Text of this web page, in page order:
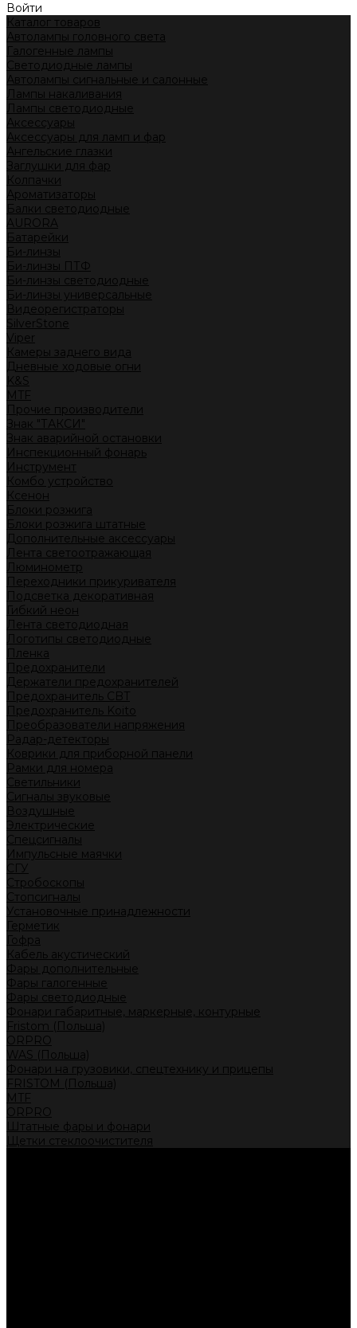
Войти
Каталог товаров
Автолампы головного света
Галогенные лампы
Светодиодные лампы
Автолампы сигнальные и салонные
Лампы накаливания
Лампы светодиодные
Аксессуары
Аксессуары для ламп и фар
Ангельские глазки
Заглушки для фар
Колпачки
Ароматизаторы
Балки светодиодные
AURORA
Батарейки
Би-линзы
Би-линзы ПТФ
Би-линзы светодиодные
Би-линзы универсальные
Видеорегистраторы
SilverStone
Viper
Камеры заднего вида
Дневные ходовые огни
K&S
MTF
Прочие производители
Знак "ТАКСИ"
Знак аварийной остановки
Инспекционный фонарь
Инструмент
Комбо устройство
Ксенон
Блоки розжига
Блоки розжига штатные
Дополнительные аксессуары
Лента светоотражающая
Люминометр
Переходники прикуривателя
Подсветка декоративная
Гибкий неон
Лента светодиодная
Логотипы светодиодные
Пленка
Предохранители
Держатели предохранителей
Предохранитель CBT
Предохранитель Koito
Преобразователи напряжения
Радар-детекторы
Коврики для приборной панели
Рамки для номера
Светильники
Сигналы звуковые
Воздушные
Электрические
Спецсигналы
Импульсные маячки
СГУ
Стробоскопы
Стопсигналы
Установочные принадлежности
Герметик
Гофра
Кабель акустический
Фары дополнительные
Фары галогенные
Фары светодиодные
Фонари габаритные, маркерные, контурные
Fristom (Польша)
ORPRO
WAS (Польша)
Фонари на грузовики, спецтехнику и прицепы
FRISTOM (Польша)
MTF
ORPRO
Штатные фары и фонари
Щетки стеклоочистителя